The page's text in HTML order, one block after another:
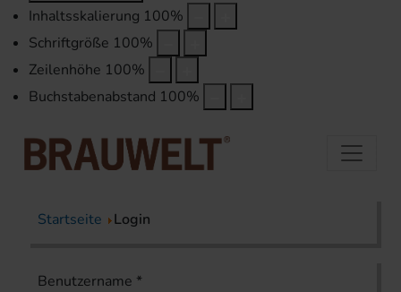
Inhaltsskalierung 100%
Schriftgröße 100%
Zeilenhöhe 100%
Buchstabenabstand 100%
Startseite Login
Benutzername *